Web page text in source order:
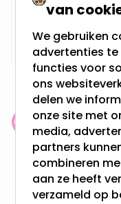
meer dan
Gratis
Vanaf EUR100,-
van
We gebruiken
advertenties
functies voor
ons
delen we
onze site met
media,
partners
combineren
aan ze heeft
verzameld op